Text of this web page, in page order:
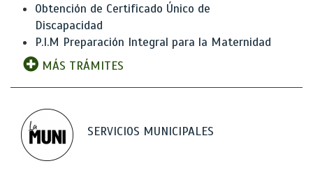
Obtención de Certificado Único de
Discapacidad
P.I.M Preparación Integral para la Maternidad
MÁS TRÁMITES
SERVICIOS MUNICIPALES